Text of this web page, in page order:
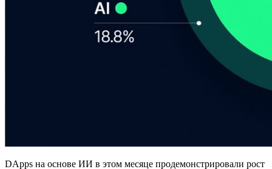
DApps на основе ИИ в этом месяце продемонстрировали рост